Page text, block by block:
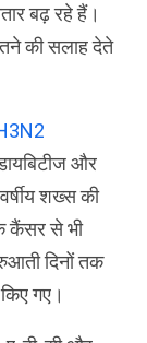
बढ़ रहे हैं।
की सलाह देते
और
शख्स की
कैंसर से भी
दिनों तक
गए।